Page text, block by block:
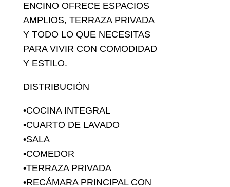
ENCINO OFRECE ESPACIOS
AMPLIOS, TERRAZA PRIVADA
Y TODO LO QUE NECESITAS
PARA VIVIR CON COMODIDAD
Y ESTILO.
DISTRIBUCIÓN
•COCINA INTEGRAL
•CUARTO DE LAVADO
•SALA
•COMEDOR
•TERRAZA PRIVADA
•RECÁMARA PRINCIPAL CON